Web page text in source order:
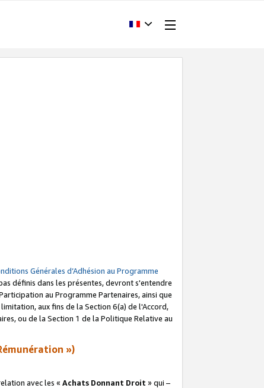
Générales d’Adhésion au Programme
définis dans les présentes, devront s'entendre
au Programme Partenaires, ainsi que
aux fins de la Section 6(a) de l'Accord,
ou de la Section 1 de la Politique Relative au
»)
avec les « Achats Donnant Droit » qui –